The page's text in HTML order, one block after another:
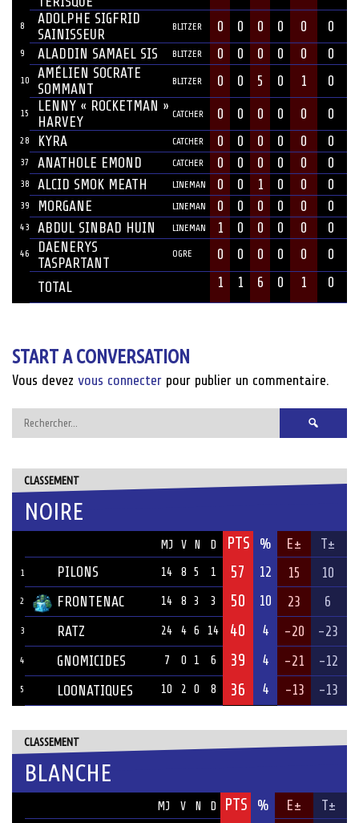
8
ADOLPHE SIGFRID
SAINISSEUR
BLITZER 0 0 0 0 0 0
9 ALADDIN SAMAEL SIS BLITZER 0 0 0 0 0 0
10
AMÉLIEN SOCRATE
SOMMANT
BLITZER 0 0 5 0 1 0
15
LENNY « ROCKETMAN »
HARVEY
CATCHER 0 0 0 0 0 0
28 KYRA CATCHER 0 0 0 0 0 0
37 ANATHOLE EMOND CATCHER 0 0 0 0 0 0
38 ALCID SMOK MEATH LINEMAN 0 0 1 0 0 0
39 MORGANE LINEMAN 0 0 0 0 0 0
43 ABDUL SINBAD HUIN LINEMAN 1 0 0 0 0 0
46
DAENERYS
TASPARTANT
OGRE 0 0 0 0 0 0
TOTAL 1 1 6 0 1 0
START A CONVERSATION
Vous devez vous connecter pour publier un commentaire.
Rechercher :
CLASSEMENT
NOIRE
MJ V N D PTS % E± T±
1 PILONS 14 8 5 1 57 12 15 10
2 FRONTENAC 14 8 3 3 50 10 23 6
3 RATZ 24 4 6 14 40 4 -20 -23
4 GNOMICIDES 7 0 1 6 39 4 -21 -12
5 LOONATIQUES 10 2 0 8 36 4 -13 -13
CLASSEMENT
BLANCHE
MJ V N D PTS % E± T±